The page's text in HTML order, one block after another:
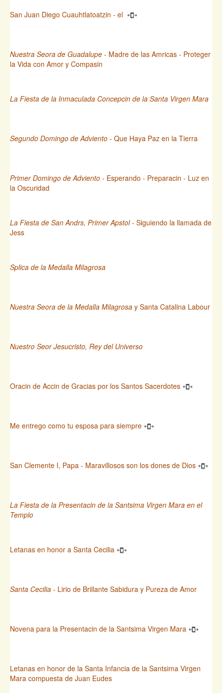
San Juan Diego Cuauhtlatoatzin - el
Nuestra Seora de Guadalupe - Madre de las Amricas - Proteger
la Vida con Amor y Compasin
La Fiesta de la Inmaculada Concepcin de la Santa Virgen Mara
Segundo Domingo de Adviento - Que Haya Paz en la Tierra
Primer Domingo de Adviento - Esperando - Preparacin - Luz en
la Oscuridad
La Fiesta de San Andrs, Primer Apstol- Siguiendo la llamada de
Jess
Splica de la Medalla Milagrosa
Nuestra Seora de la Medalla Milagrosa y Santa Catalina Labour
Nuestro Seor Jesucristo, Rey del Universo
Oracin de Accin de Gracias por los Santos Sacerdotes
Me entrego como tu esposa para siempre
San Clemente I, Papa - Maravillosos son los dones de Dios
La Fiesta de la Presentacin de la Santsima Virgen Mara en el
Templo
Letanas en honor a Santa Cecilia
Santa Cecilia - Lirio de Brillante Sabidura y Pureza de Amor
Novena para la Presentacin de la Santsima Virgen Mara
Letanas en honor de la Santa Infancia de la Santsima Virgen
Mara compuesta de Juan Eudes